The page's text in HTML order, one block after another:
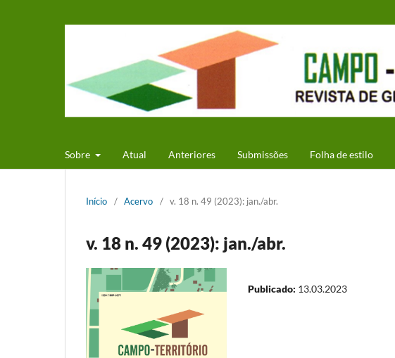
Sobre Atual Anteriores Submissões Folha de estilo
Início / Acervo / v. 18 n. 49 (2023): jan./abr.
v. 18 n. 49 (2023): jan./abr.
Publicado: 13.03.2023